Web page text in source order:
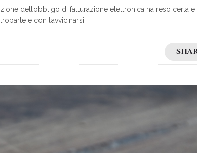
dell’obbligo di fatturazione elettronica ha reso certa e
e con l’avvicinarsi